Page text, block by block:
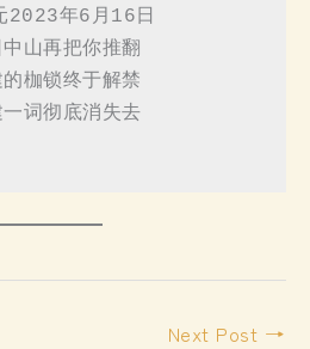
2023年6月16日
山再把你推翻
枷锁终于解禁
词彻底消失去
Next Post →